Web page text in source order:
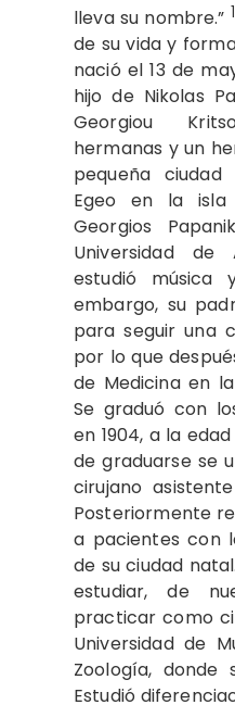
lleva su nombre.” 1
de su vida y
nació el 13 de
hijo de Nikolas
Georgiou
hermanas y un
pequeña
Egeo en la isla
Georgios
Universidad de
estudió música
embargo, su
para seguir una
por lo que
de Medicina en
Se graduó con
en 1904, a la
de graduarse se
cirujano
Posteriormente
a pacientes con
de su ciudad
estudiar, de
practicar como
Universidad de
Zoología, donde
Estudió